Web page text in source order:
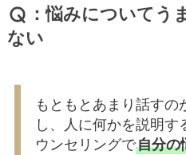
：悩みについてう
ない
もともとあまり話すの
し、人に何かを説明す
ウンセリングで自分の